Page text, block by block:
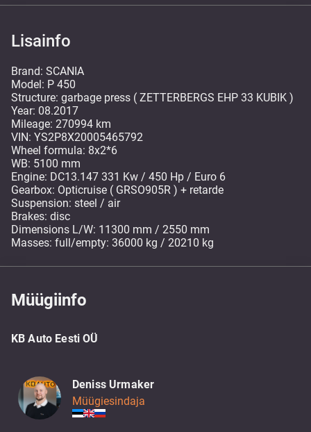
Lisainfo
Brand: SCANIA
Model: P 450
Structure: garbage press ( ZETTERBERGS EHP 33 KUBIK )
Year: 08.2017
Mileage: 270994 km
VIN: YS2P8X20005465792
Wheel formula: 8x2*6
WB: 5100 mm
Engine: DC13.147 331 Kw / 450 Hp / Euro 6
Gearbox: Opticruise ( GRSO905R ) + retarde
Suspension: steel / air
Brakes: disc
Dimensions L/W: 11300 mm / 2550 mm
Masses: full/empty: 36000 kg / 20210 kg
Müügiinfo
KB Auto Eesti OÜ
Deniss Urmaker
Müügiesindaja